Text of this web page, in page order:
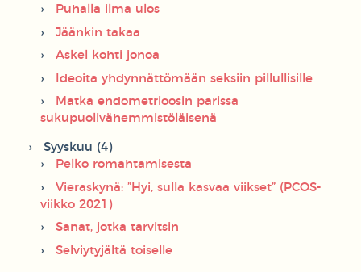
Puhalla ilma ulos
Jäänkin takaa
Askel kohti jonoa
Ideoita yhdynnättömään seksiin pillullisille
Matka endometrioosin parissa
sukupuolivähemmistöläisenä
Syyskuu (4)
Pelko romahtamisesta
Vieraskynä: ”Hyi, sulla kasvaa viikset” (PCOS-
viikko 2021)
Sanat, jotka tarvitsin
Selviytyjältä toiselle